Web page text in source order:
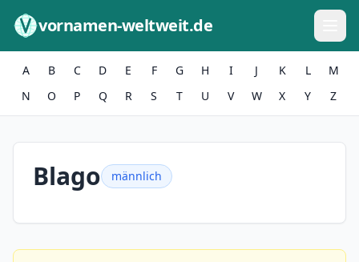
vornamen-weltweit.de
A B C D E F G H I J K L
M
N
O P Q R S T U V W X Y Z
Blago männlich